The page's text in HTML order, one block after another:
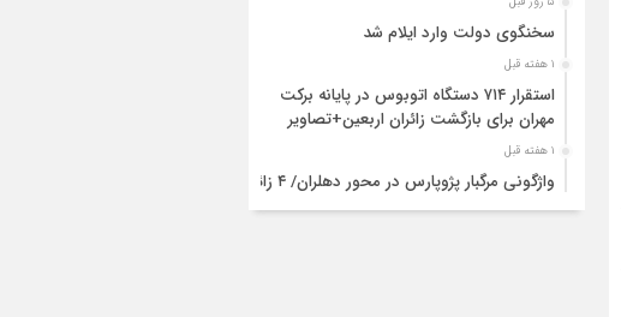
سخنگوی دولت وارد ایلام شد
۱ هفته قبل
استقرار ۷۱۴ دستگاه اتوبوس در پایانه برکت
مهران برای بازگشت زائران اربعین+تصاویر
۱ هفته قبل
واژگونی مرگبار پژوپارس در محور دهلران/ ۴ زائر
اربعین جان باختند